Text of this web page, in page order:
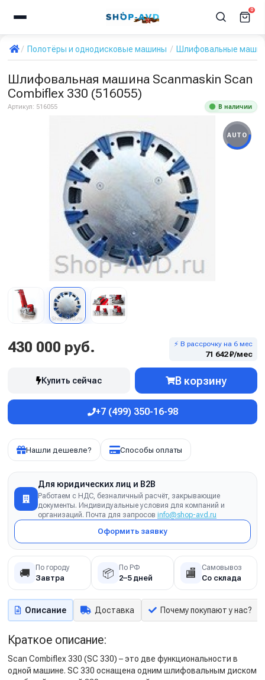
0
Полотёры и однодисковые машины Шлифовальные
Шлифовальная машина Scanmaskin Scan
Combiflex 330 (516055)
Артикул: 516055 В наличии
AUTO
430 000 руб. ⚡ В рассрочку на 6 мес
71 642 ₽/мес
Купить сейчас В корзину
+7 (499) 350-16-98
Нашли дешевле? Способы оплаты
Для юридических лиц и B2B
Работаем с НДС, безналичный расчёт, закрывающие
документы. Индивидуальные условия для компаний и
организаций. Почта для запросов info@shop-avd.ru
Оформить заявку
🚚 По городу
Завтра 📦 По РФ
2–5 дней 🏬 Самовывоз
Со склада
Описание Доставка Почему покупают у нас?
Краткое описание:
Scan Combiflex 330 (SC 330) – это две функциональности в
одной машине. SC 330 оснащена одним шлифовальным диском